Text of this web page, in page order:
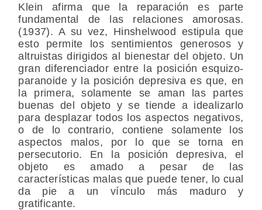
Klein afirma que la reparación es parte
fundamental de las relaciones amorosas.
(1937). A su vez, Hinshelwood estipula que
esto permite los sentimientos generosos y
altruistas dirigidos al bienestar del objeto. Un
gran diferenciador entre la posición esquizo-
paranoide y la posición depresiva es que, en
la primera, solamente se aman las partes
buenas del objeto y se tiende a idealizarlo
para desplazar todos los aspectos negativos,
o de lo contrario, contiene solamente los
aspectos malos, por lo que se torna en
persecutorio. En la posición depresiva, el
objeto es amado a pesar de las
características malas que puede tener, lo cual
da pie a un vínculo más maduro y
gratificante.